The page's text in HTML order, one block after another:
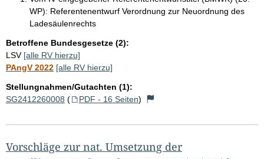
WP): Referentenentwurf Verordnung zur Neuordnung des
Ladesäulenrechts
Betroffene Bundesgesetze (2):
LSV [alle RV hierzu]
PAngV 2022 [alle RV hierzu]
Stellungnahmen/Gutachten (1):
SG2412260008 ( PDF - 16 Seiten)
Vorschläge zur nat. Umsetzung der